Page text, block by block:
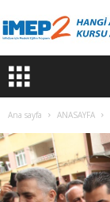
Ana sayfa ANASAYFA